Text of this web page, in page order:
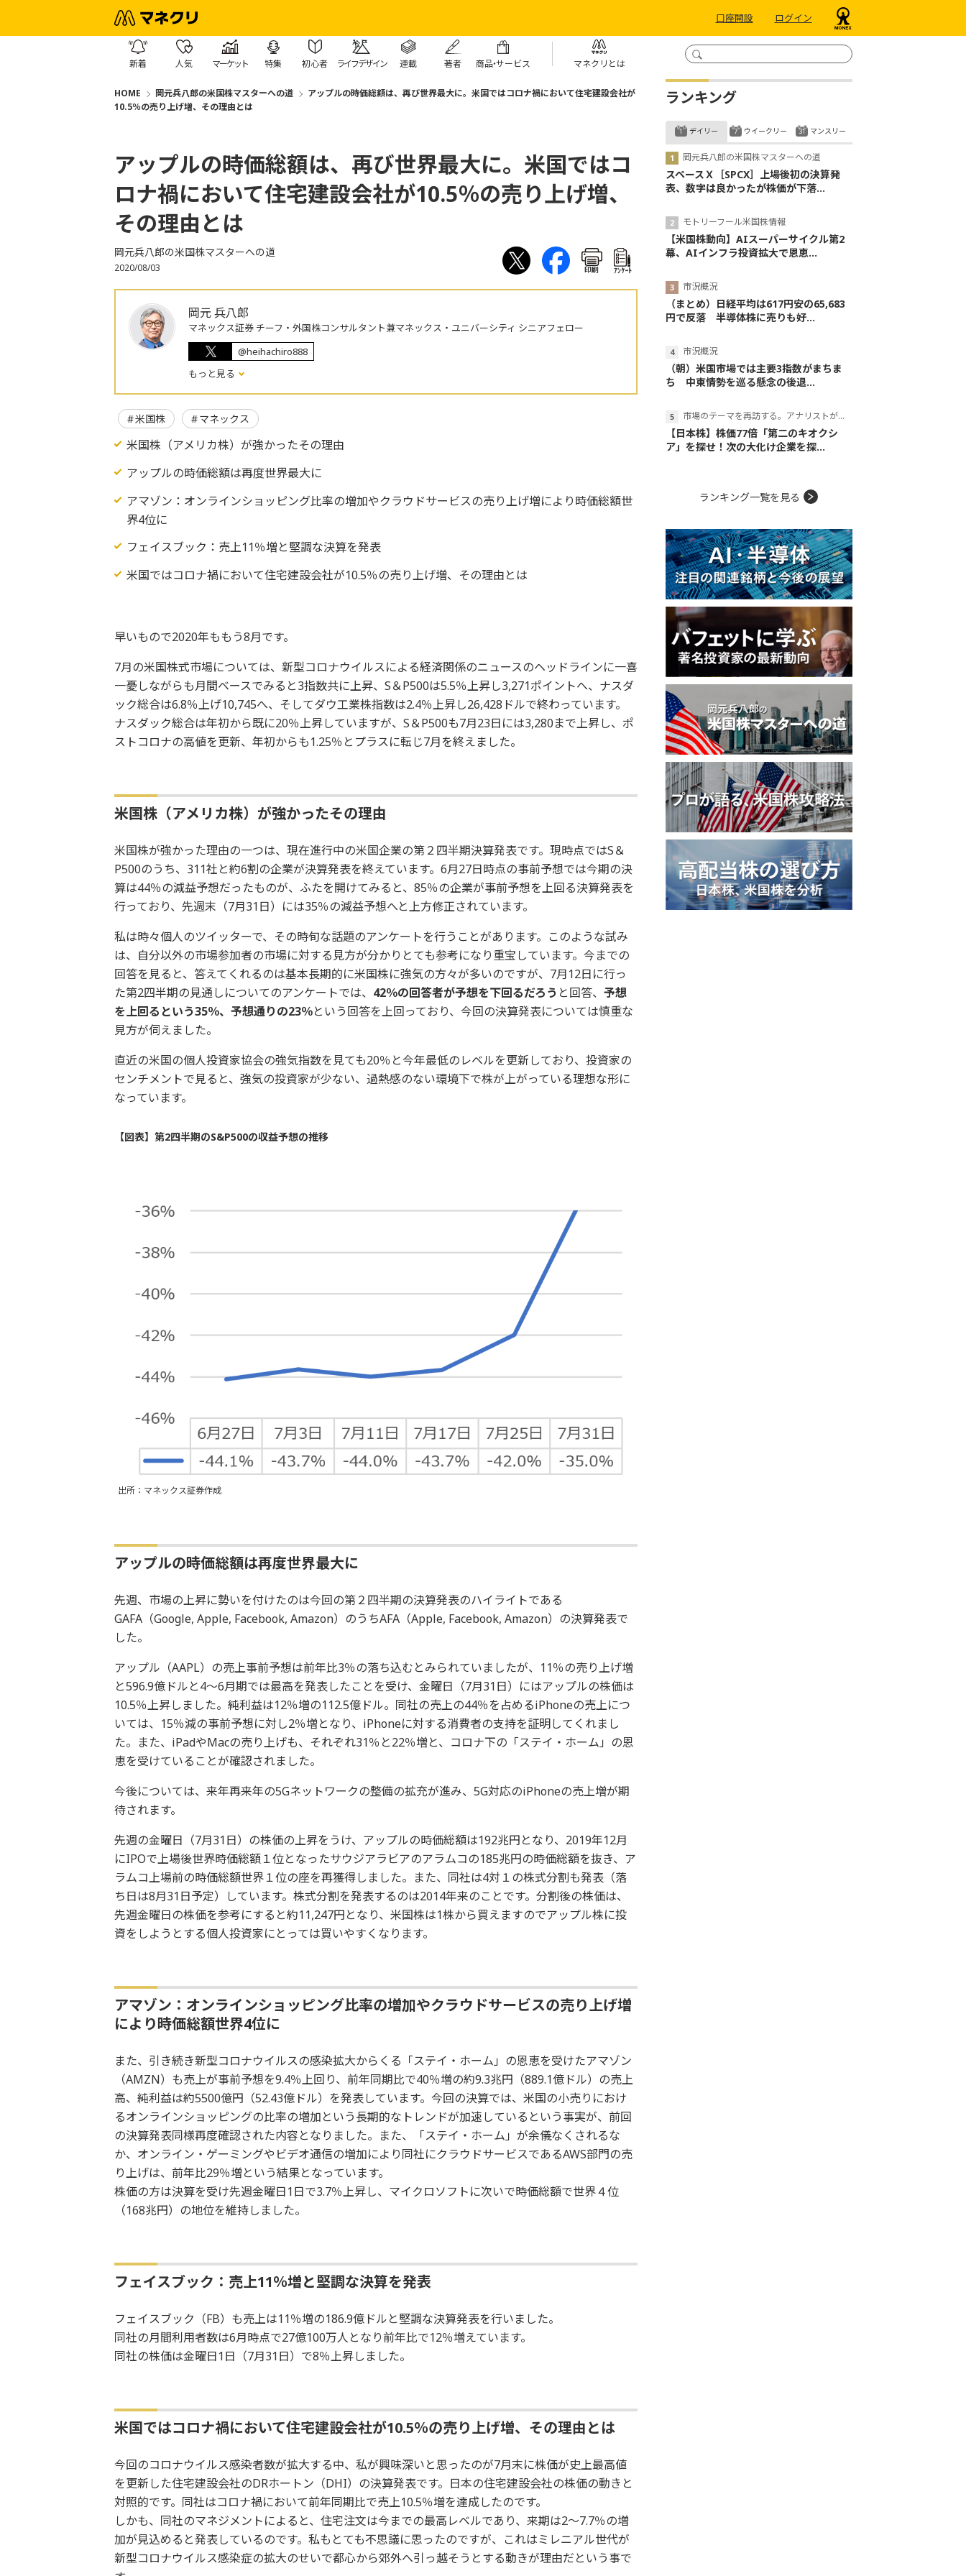
口座開設 ログイン
新着 人気 マーケット 特集 初心者 ライフデザイン 連載 著者 商品・サービス マネクリとは
HOME 岡元兵八郎の米国株マスターへの道
アップルの時価総額は、再び世界最大に。米国ではコロナ禍において住宅建設会社が
10.5％の売り上げ増、その理由とは
アップルの時価総額は、再び世界最大に。米国ではコ
ロナ禍において住宅建設会社が10.5％の売り上げ増、
その理由とは
岡元兵八郎の米国株マスターへの道
2020/08/03 印刷 ｱﾝｹｰﾄ
岡元 兵八郎
マネックス証券 チーフ・外国株コンサルタント兼マネックス・ユニバーシティ シニアフェロー
@heihachiro888
もっと見る
米国株 マネックス
米国株（アメリカ株）が強かったその理由
アップルの時価総額は再度世界最大に
アマゾン：オンラインショッピング比率の増加やクラウドサービスの売り上げ増により時価総額世
界4位に
フェイスブック：売上11％増と堅調な決算を発表
米国ではコロナ禍において住宅建設会社が10.5％の売り上げ増、その理由とは
早いもので2020年ももう8月です。
7月の米国株式市場については、新型コロナウイルスによる経済関係のニュースのヘッドラインに一喜
一憂しながらも月間ベースでみると3指数共に上昇、S＆P500は5.5％上昇し3,271ポイントへ、ナスダ
ック総合は6.8％上げ10,745へ、そしてダウ工業株指数は2.4％上昇し26,428ドルで終わっています。
ナスダック総合は年初から既に20％上昇していますが、S＆P500も7月23日には3,280まで上昇し、ポ
ストコロナの高値を更新、年初からも1.25％とプラスに転じ7月を終えました。
米国株（アメリカ株）が強かったその理由
米国株が強かった理由の一つは、現在進行中の米国企業の第２四半期決算発表です。現時点ではS＆
P500のうち、311社と約6割の企業が決算発表を終えています。6月27日時点の事前予想では今期の決
算は44％の減益予想だったものが、ふたを開けてみると、85％の企業が事前予想を上回る決算発表を
行っており、先週末（7月31日）には35％の減益予想へと上方修正されています。
私は時々個人のツイッターで、その時旬な話題のアンケートを行うことがあります。このような試み
は、自分以外の市場参加者の市場に対する見方が分かりとても参考になり重宝しています。今までの
回答を見ると、答えてくれるのは基本長期的に米国株に強気の方々が多いのですが、7月12日に行っ
た第2四半期の見通しについてのアンケートでは、 42％の回答者が予想を下回るだろう と回答、 予想
を上回るという35％、予想通りの23％という回答を上回っており、今回の決算発表については慎重な
見方が伺えました。
直近の米国の個人投資家協会の強気指数を見ても20％と今年最低のレベルを更新しており、投資家の
センチメントで見ると、強気の投資家が少ない、過熱感のない環境下で株が上がっている理想な形に
なっています。
【図表】第2四半期のS&P500の収益予想の推移
出所：マネックス証券作成
アップルの時価総額は再度世界最大に
先週、市場の上昇に勢いを付けたのは今回の第２四半期の決算発表のハイライトである
GAFA（Google, Apple, Facebook, Amazon）のうちAFA（Apple, Facebook, Amazon）の決算発表で
した。
アップル（AAPL）の売上事前予想は前年比3％の落ち込むとみられていましたが、11％の売り上げ増
と596.9億ドルと4～6月期では最高を発表したことを受け、金曜日（7月31日）にはアップルの株価は
10.5％上昇しました。純利益は12％増の112.5億ドル。同社の売上の44％を占めるiPhoneの売上につ
いては、15％減の事前予想に対し2％増となり、iPhoneに対する消費者の支持を証明してくれまし
た。また、iPadやMacの売り上げも、それぞれ31％と22％増と、コロナ下の「ステイ・ホーム」の恩
恵を受けていることが確認されました。
今後については、来年再来年の5Gネットワークの整備の拡充が進み、5G対応のiPhoneの売上増が期
待されます。
先週の金曜日（7月31日）の株価の上昇をうけ、アップルの時価総額は192兆円となり、2019年12月
にIPOで上場後世界時価総額１位となったサウジアラビアのアラムコの185兆円の時価総額を抜き、ア
ラムコ上場前の時価総額世界１位の座を再獲得しました。また、同社は4対１の株式分割も発表（落
ち日は8月31日予定）しています。株式分割を発表するのは2014年来のことです。分割後の株価は、
先週金曜日の株価を参考にすると約11,247円となり、米国株は1株から買えますのでアップル株に投
資をしようとする個人投資家にとっては買いやすくなります。
アマゾン：オンラインショッピング比率の増加やクラウドサービスの売り上げ増
により時価総額世界4位に
また、引き続き新型コロナウイルスの感染拡大からくる「ステイ・ホーム」の恩恵を受けたアマゾン
（AMZN）も売上が事前予想を9.4％上回り、前年同期比で40％増の約9.3兆円（889.1億ドル）の売上
高、純利益は約5500億円（52.43億ドル）を発表しています。今回の決算では、米国の小売りにおけ
るオンラインショッピングの比率の増加という長期的なトレンドが加速しているという事実が、前回
の決算発表同様再度確認された内容となりました。また、「ステイ・ホーム」が余儀なくされるな
か、オンライン・ゲーミングやビデオ通信の増加により同社にクラウドサービスであるAWS部門の売
り上げは、前年比29％増という結果となっています。
株価の方は決算を受け先週金曜日1日で3.7％上昇し、マイクロソフトに次いで時価総額で世界４位
（168兆円）の地位を維持しました。
フェイスブック：売上11％増と堅調な決算を発表
フェイスブック（FB）も売上は11％増の186.9億ドルと堅調な決算発表を行いました。
同社の月間利用者数は6月時点で27億100万人となり前年比で12％増えています。
同社の株価は金曜日1日（7月31日）で8％上昇しました。
米国ではコロナ禍において住宅建設会社が10.5％の売り上げ増、その理由とは
今回のコロナウイルス感染者数が拡大する中、私が興味深いと思ったのが7月末に株価が史上最高値
を更新した住宅建設会社のDRホートン（DHI）の決算発表です。日本の住宅建設会社の株価の動きと
対照的です。同社はコロナ禍において前年同期比で売上10.5％増を達成したのです。
しかも、同社のマネジメントによると、住宅注文は今までの最高レベルであり、来期は2～7.7％の増
加が見込めると発表しているのです。私もとても不思議に思ったのですが、これはミレニアル世代が
新型コロナウイルス感染症の拡大のせいで都心から郊外へ引っ越そうとする動きが理由だという事で
ランキング
デイリー
岡元兵八郎の米国株マスターへの道
スペースＸ［SPCX］上場後初の決算発
表、数字は良かったが株価が下落...
モトリーフール米国株情報
【米国株動向】AIスーパーサイクル第2
幕、AIインフラ投資拡大で恩恵...
市況概況
（まとめ）日経平均は617円安の65,683
円で反落 半導体株に売りも好...
市況概況
（朝）米国市場では主要3指数がまちま
ち 中東情勢を巡る懸念の後退...
市場のテーマを再訪する。アナリストが読み解くテーマの本質
【日本株】株価77倍「第二のキオクシ
ア」を探せ！次の大化け企業を探...
ウイークリー マンスリー
ランキング一覧を見る